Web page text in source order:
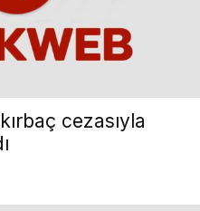
cezasıyla